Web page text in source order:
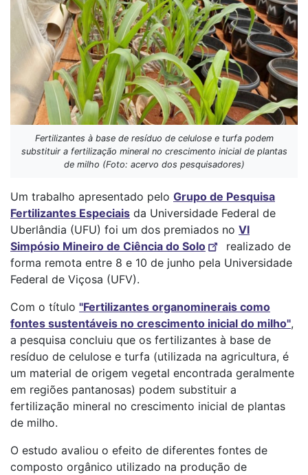
Fertilizantes à base de resíduo de celulose e turfa podem
substituir a fertilização mineral no crescimento inicial de plantas
de milho (Foto: acervo dos pesquisadores)
Um trabalho apresentado pelo Grupo de Pesquisa
Fertilizantes Especiais da Universidade Federal de
Uberlândia (UFU) foi um dos premiados no VI
Simpósio Mineiro de Ciência do Solo
realizado de
forma remota entre 8 e 10 de junho pela Universidade
Federal de Viçosa (UFV).
Com o título "Fertilizantes organominerais como
fontes sustentáveis no crescimento inicial do milho",
a pesquisa concluiu que os fertilizantes à base de
resíduo de celulose e turfa (utilizada na agricultura, é
um material de origem vegetal encontrada geralmente
em regiões pantanosas) podem substituir a
fertilização mineral no crescimento inicial de plantas
de milho.
O estudo avaliou o efeito de diferentes fontes de
composto orgânico utilizado na produção de